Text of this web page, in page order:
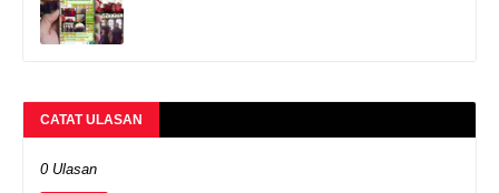
CATAT ULASAN
0 Ulasan